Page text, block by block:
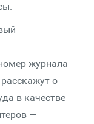
журнала
о
в качестве
—